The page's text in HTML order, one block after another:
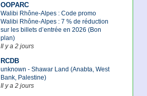
OOPARC
Walibi Rhône-Alpes : Code promo
Walibi Rhône-Alpes : 7 % de réduction
sur les billets d’entrée en 2026 (Bon
plan)
Il y a 2 jours
RCDB
unknown - Shawar Land (Anabta, West
Bank, Palestine)
Il y a 2 jours